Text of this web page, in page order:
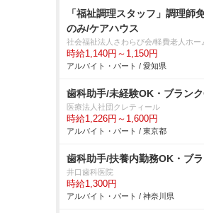
「福祉調理スタッフ」調理師
のみ/ケアハウス
社会福祉法人さわらび会/軽費老人ホー
時給1,140円～1,150円
アルバイト・パート / 愛知県
歯科助手/未経験OK・ブラン
医療法人社団クレティール
時給1,226円～1,600円
アルバイト・パート / 東京都
歯科助手/扶養内勤務OK・ブ
井口歯科医院
時給1,300円
アルバイト・パート / 神奈川県